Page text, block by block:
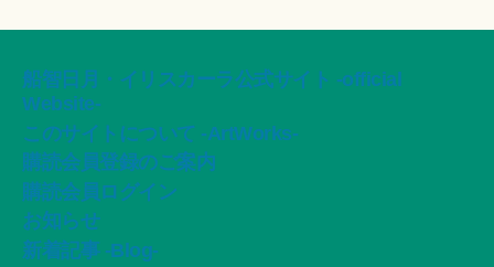
船智日月・イリスカーラ公式サイト -official
Website-
このサイトについて -ArtWorks-
購読会員登録のご案内
購読会員ログイン
お知らせ
新着記事 -Blog-